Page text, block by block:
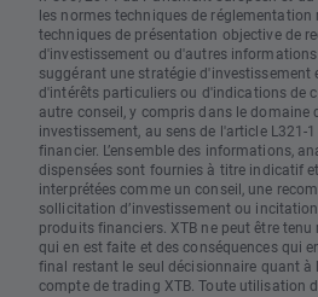
les normes techniques de
techniques de présentation objective de
d'investissement ou d'autres
suggérant une stratégie
d'intérêts particuliers ou d'indications de
autre conseil, y compris dans le domaine
investissement, au sens de l'article L321-
financier. L’ensemble des informations,
dispensées sont fournies à titre indicatif
interprétées comme un conseil, une
sollicitation d’investissement ou
produits financiers. XTB ne peut être
qui en est faite et des conséquences qui
final restant le seul décisionnaire quant à
compte de trading XTB. Toute utilisation